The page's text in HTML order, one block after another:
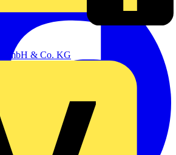
GmbH & Co. KG